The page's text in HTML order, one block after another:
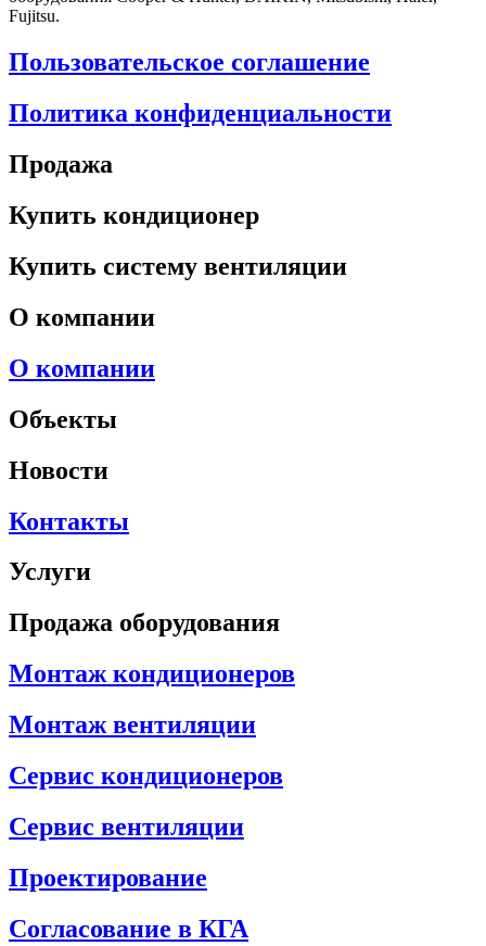
Fujitsu.
Пользовательское соглашение
Политика конфиденциальности
Продажа
Купить кондиционер
Купить систему вентиляции
О компании
О компании
Объекты
Новости
Контакты
Услуги
Продажа оборудования
Монтаж кондиционеров
Монтаж вентиляции
Сервис кондиционеров
Сервис вентиляции
Проектирование
Согласование в КГА